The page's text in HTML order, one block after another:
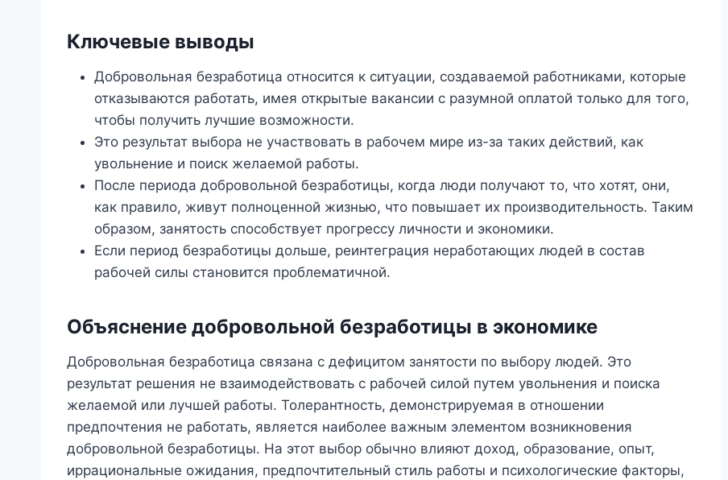
Ключевые выводы
Добровольная безработица относится к ситуации, создаваемой работниками, которые
отказываются работать, имея открытые вакансии с разумной оплатой только для того,
чтобы получить лучшие возможности.
Это результат выбора не участвовать в рабочем мире из-за таких действий, как
увольнение и поиск желаемой работы.
После периода добровольной безработицы, когда люди получают то, что хотят, они,
как правило, живут полноценной жизнью, что повышает их производительность. Таким
образом, занятость способствует прогрессу личности и экономики.
Если период безработицы дольше, реинтеграция неработающих людей в состав
рабочей силы становится проблематичной.
Объяснение добровольной безработицы в экономике
Добровольная безработица связана с дефицитом занятости по выбору людей. Это
результат решения не взаимодействовать с рабочей силой путем увольнения и поиска
желаемой или лучшей работы. Толерантность, демонстрируемая в отношении
предпочтения не работать, является наиболее важным элементом возникновения
добровольной безработицы. На этот выбор обычно влияют доход, образование, опыт,
иррациональные ожидания, предпочтительный стиль работы и психологические факторы,